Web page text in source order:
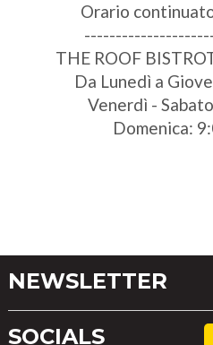
Orario
THE ROOF
Da Lunedì a
Venerdì -
Domenica:
NEWSLETTER
SOCIALS